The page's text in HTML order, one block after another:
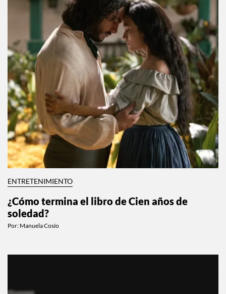
ENTRETENIMIENTO
¿Cómo termina el libro de Cien años de
soledad?
Por: Manuela Cosío